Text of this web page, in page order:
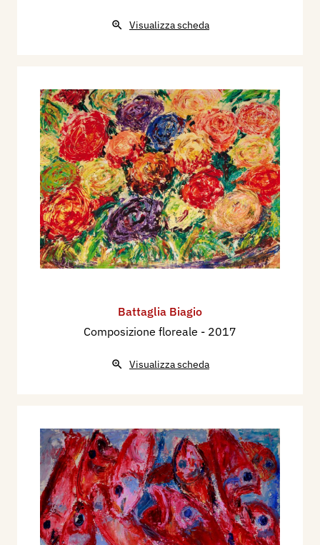
Visualizza scheda
Battaglia Biagio
Composizione floreale - 2017
Visualizza scheda